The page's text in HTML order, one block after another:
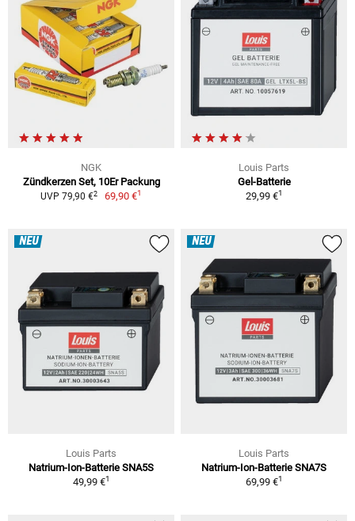
NGK
Zündkerzen Set, 10Er Packung
UVP 79,90 €2 69,90 €1
Louis Parts
Gel-Batterie
29,99 €1
NEU
Louis Parts
Natrium-Ion-Batterie SNA5S
49,99 €1
NEU
Louis Parts
Natrium-Ion-Batterie SNA7S
69,99 €1